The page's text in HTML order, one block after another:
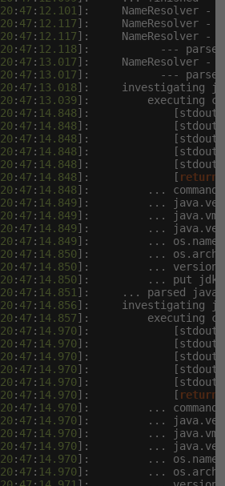
20: 47 : 12.101 ]:     NameResolver -
20: 47 : 12.117]:     NameResolver -
20: 47 : 12.117]:     NameResolver -
20: 47 : 12.118]:           ---
20: 47 : 13.017]:     NameResolver -
20: 47 : 13.017]:           ---
20: 47 : 13.018]:     investigating java
20: 47 : 13.039]:         executing
20: 47 : 14.848]:
20: 47 : 14.848]:
20: 47 : 14.848]:             [stdout]:
20: 47 : 14.848]:             [stdout]:
20: 47 : 14.848]:             [stdout]:
20: 47 : 14.848]:             [ return
20: 47 : 14.848]:         ... command
20: 47 : 14.849]:         ...
20: 47 : 14.849]:         ...
20: 47 : 14.849]:         ...
20: 47 : 14.849]:         ... os.name
20: 47 : 14.850]:         ... os.arch
20: 47 : 14.850]:         ... version
20: 47 : 14.850]:         ... put jdk
20: 47 : 14.851 ]:     ... parsed
20: 47 : 14.856]:     investigating
20: 47 : 14.857]:         executing
20: 47 : 14.970]:
20: 47 : 14.970]:
20: 47 : 14.970]:             [stdout]:
20: 47 : 14.970]:             [stdout]:
20: 47 : 14.970]:             [stdout]:
20: 47 : 14.970]:             [ return
20: 47 : 14.970]:         ... command
20: 47 : 14.970]:         ...
20: 47 : 14.970]:         ...
20: 47 : 14.970]:         ...
20: 47 : 14.970]:         ... os.name
20: 47 : 14.970]:         ... os.arch